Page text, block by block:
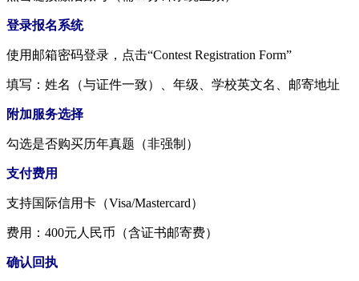
​登录报名系统​
使用邮箱密码登录，点击“Contest Registration Form”
填写：姓名（与证件一致）、年级、学校英文名、邮寄地址
​附加服务选择​
勾选是否购买历年真题（非强制）
支付费用​
支持国际信用卡（Visa/Mastercard）
费用：400元人民币（含证书邮寄费）
​确认回执​